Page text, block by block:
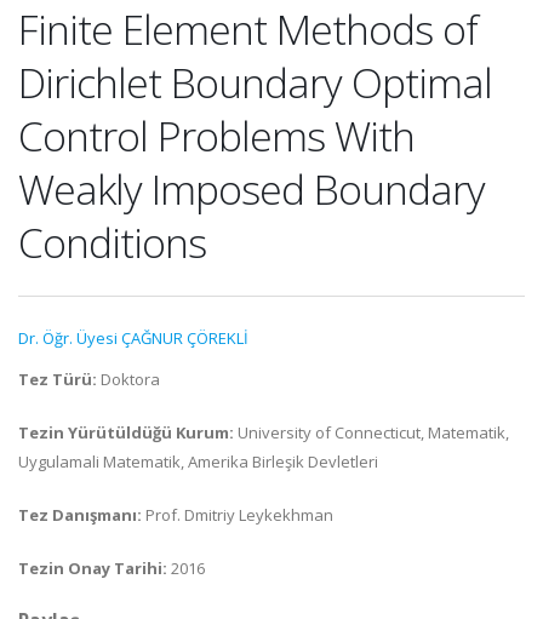
Finite Element Methods of
Dirichlet Boundary Optimal
Control Problems With
Weakly Imposed Boundary
Conditions
Dr. Öğr. Üyesi ÇAĞNUR ÇÖREKLİ
Tez Türü: Doktora
Tezin Yürütüldüğü Kurum: University of Connecticut, Matematik,
Uygulamali Matematik, Amerika Birleşik Devletleri
Tez Danışmanı: Prof. Dmitriy Leykekhman
Tezin Onay Tarihi: 2016